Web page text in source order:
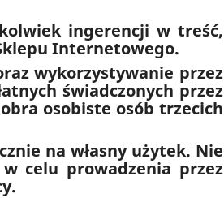
ingerencji w treść,
Internetowego.
wykorzystywanie przez
świadczonych przez
osobiste osób trzecich
na własny użytek. Nie
celu prowadzenia przez